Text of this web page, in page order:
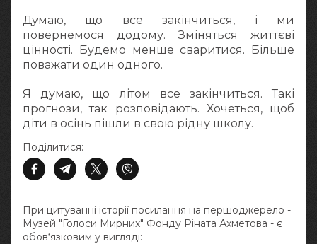
Думаю, що все закінчиться, і ми
повернемося додому. Зміняться життєві
цінності. Будемо менше сваритися. Більше
поважати один одного.
Я думаю, що літом все закінчиться. Такі
прогнози, так розповідають. Хочеться, щоб
діти в осінь пішли в свою рідну школу.
При цитуванні історії посилання на першоджерело -
Музей "Голоси Мирних" Фонду Ріната Ахметова - є
обов‘язковим у вигляді:
Поділитися: